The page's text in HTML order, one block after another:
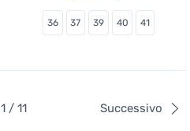
36 37 39 40 41
1 / 11 Successivo